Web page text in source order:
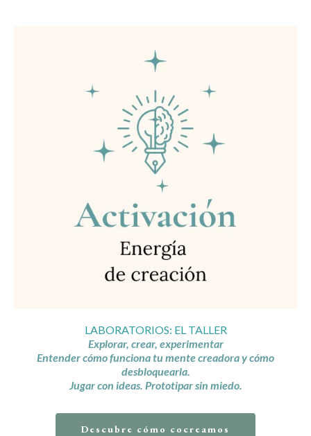
LABORATORIOS: EL TALLER
Explorar, crear, experimentar
Entender cómo funciona tu mente creadora y cómo
desbloquearla.
Jugar con ideas. Prototipar sin miedo.
Descubre cómo cocreamos